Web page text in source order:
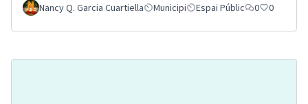
Nancy Q. Garcia Cuartiella Municipi Espai Públic 0 0